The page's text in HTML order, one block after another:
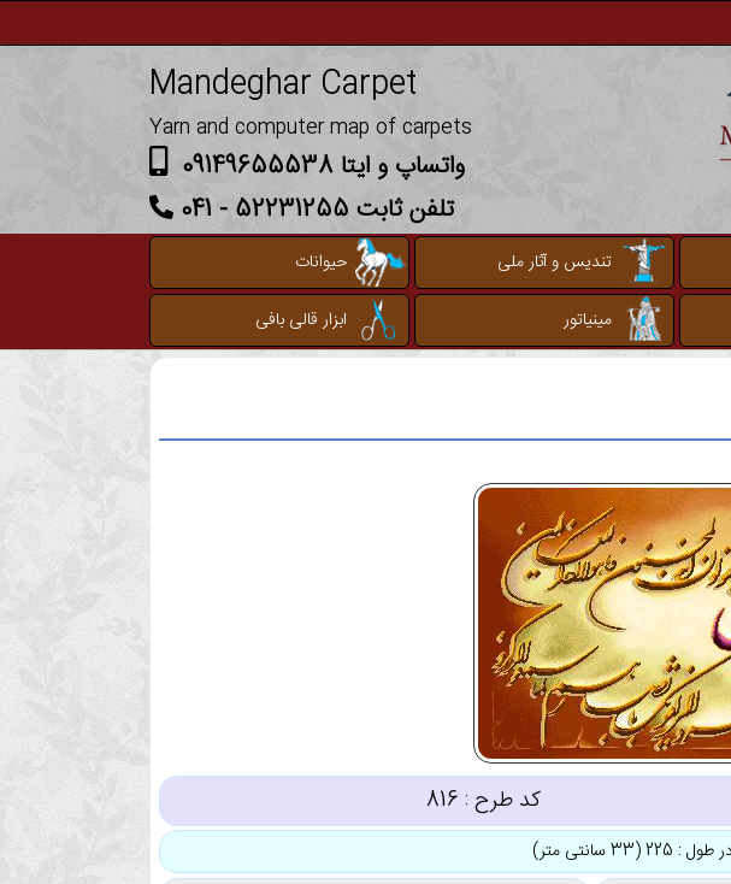
Mandeghar Carpet
Yarn and computer map of carpets
واتساپ و ایتا 09149655538
تلفن ثابت 52231255 - 041
تندیس و آثار ملی
حیوانات
مینیاتور ابزار قالی بافی
کد طرح : 816
سانتی متر)